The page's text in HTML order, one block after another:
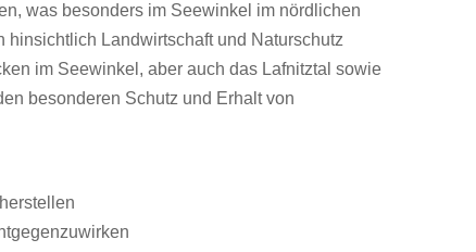
was besonders im Seewinkel im nördlichen
hinsichtlich Landwirtschaft und Naturschutz
im Seewinkel, aber auch das Lafnitztal sowie
besonderen Schutz und Erhalt von